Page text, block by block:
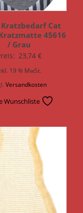
Cat
45616
/ Grau
23,74€
19 % MwSt.
Versandkosten
Wunschliste